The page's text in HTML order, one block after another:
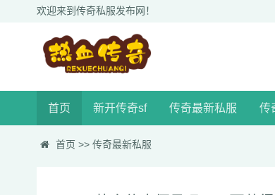
欢迎来到传奇私服发布网！
首页 新开传奇sf 传奇最新私服 传
首页 >> 传奇最新私服